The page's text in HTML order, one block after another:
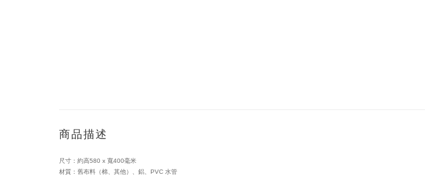
商品描述
尺寸：約高580 x 寬400毫米
材質：舊布料（棉、其他）、鋁、PVC 水管